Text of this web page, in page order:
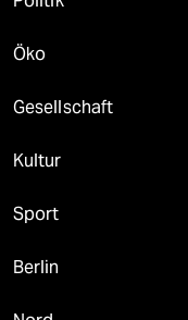
Öko
Gesellschaft
Kultur
Sport
Berlin